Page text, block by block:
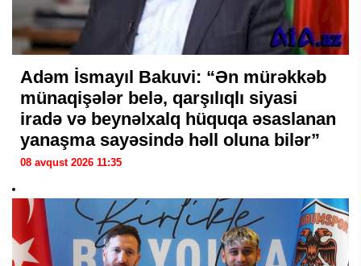
Adəm İsmayıl Bakuvi: “Ən mürəkkəb
münaqişələr belə, qarşılıqlı siyasi
iradə və beynəlxalq hüquqa əsaslanan
yanaşma sayəsində həll oluna bilər”
08 avqust 2026 11:35